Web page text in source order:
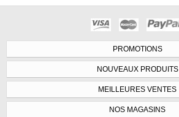
PROMOTIONS
NOUVEAUX PRODUITS
MEILLEURES VENTES
NOS MAGASINS